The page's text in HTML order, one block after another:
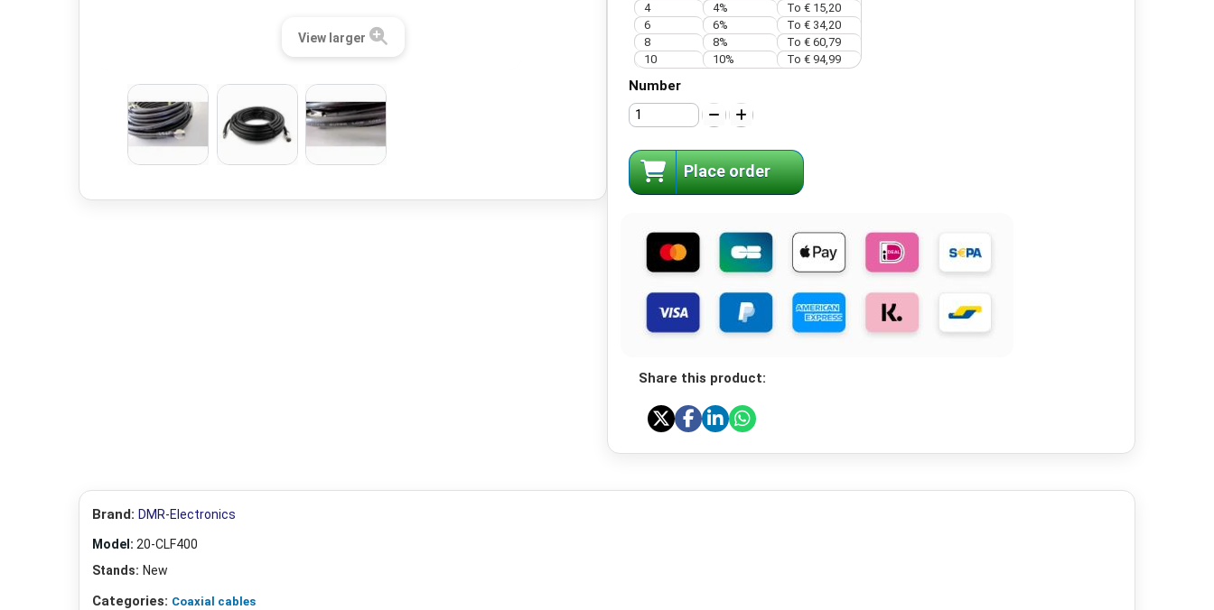
View larger
4
4%
To € 15,20
6
6%
To € 34,20
8
8%
To € 60,79
10
10% To € 94,99
Number
Place order
Share this product:
Brand: DMR-Electronics
Model: 20-CLF400
Stands: New
Categories: Coaxial cables